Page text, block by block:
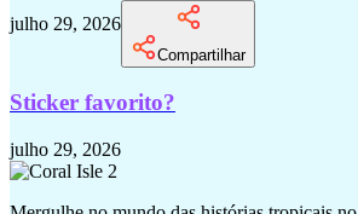
julho 29, 2026
Compartilhar
Sticker favorito?
julho 29, 2026